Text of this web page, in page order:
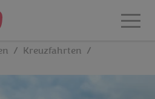
Kreuzfahrten